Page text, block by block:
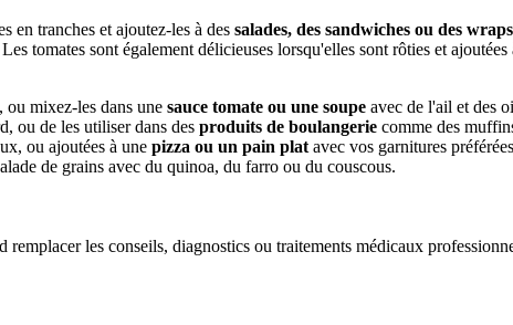
en tranches et ajoutez-les à des salades, des sandwiches ou des wraps
tomates sont également délicieuses lorsqu'elles sont rôties et ajoutées
ou mixez-les dans une sauce tomate ou une soupe avec de l'ail et des
ou de les utiliser dans des produits de boulangerie comme des
ou ajoutées à une pizza ou un pain plat avec vos garnitures
de grains avec du quinoa, du farro ou du couscous.
les conseils, diagnostics ou traitements médicaux